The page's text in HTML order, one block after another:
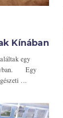
Kínában
egy
Egy
...